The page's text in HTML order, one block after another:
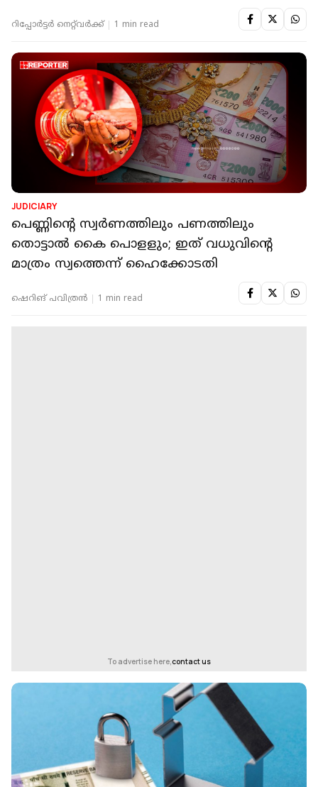
റിപ്പോർട്ടർ നെറ്റ്‌വര്‍ക്ക്‌ 1 min read
JUDICIARY
പെണ്ണിന്റെ സ്വര്‍ണത്തിലും പണത്തിലും
തൊട്ടാല്‍ കൈ പൊളളും; ഇത് വധുവിന്റെ
മാത്രം സ്വത്തെന്ന് ഹൈക്കോടതി
ഷെറിങ് പവിത്രൻ 1 min read
To advertise here,contact us